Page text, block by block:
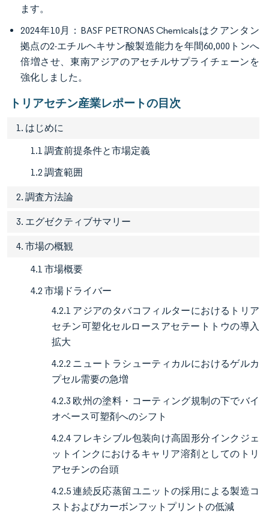
ます。
2024年10月：BASF PETRONAS Chemicalsはクアンタン
拠点の2-エチルヘキサン酸製造能力を年間60,000トンへ
倍増させ、東南アジアのアセチルサプライチェーンを
強化しました。
トリアセチン産業レポートの目次
1. はじめに
1.1 調査前提条件と市場定義
1.2 調査範囲
2. 調査方法論
3. エグゼクティブサマリー
4. 市場の概観
4.1 市場概要
4.2 市場ドライバー
4.2.1 アジアのタバコフィルターにおけるトリア
セチン可塑化セルロースアセテートトウの導入
拡大
4.2.2 ニュートラシューティカルにおけるゲルカ
プセル需要の急増
4.2.3 欧州の塗料・コーティング規制の下でバイ
オベース可塑剤へのシフト
4.2.4 フレキシブル包装向け高固形分インクジェ
ットインクにおけるキャリア溶剤としてのトリ
アセチンの台頭
4.2.5 連続反応蒸留ユニットの採用による製造コ
ストおよびカーボンフットプリントの低減